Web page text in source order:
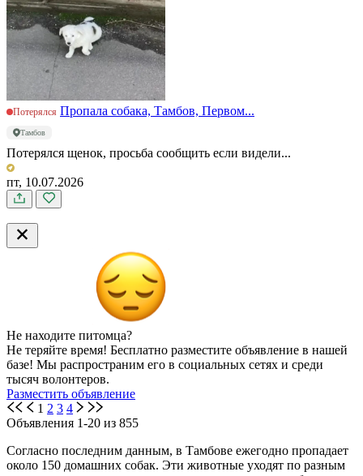
Потерялся Пропала собака, Тамбов, Первом...
Тамбов
Потерялся щенок, просьба сообщить если видели...
пт, 10.07.2026
Не находите питомца?
Не теряйте время! Бесплатно разместите объявление в нашей
базе! Мы распространим его в социальных сетях и среди
тысяч волонтеров.
Разместить объявление
1 2 3 4
Объявления 1-20 из 855
Согласно последним данным, в Тамбове ежегодно пропадает
около 150 домашних собак. Эти животные уходят по разным